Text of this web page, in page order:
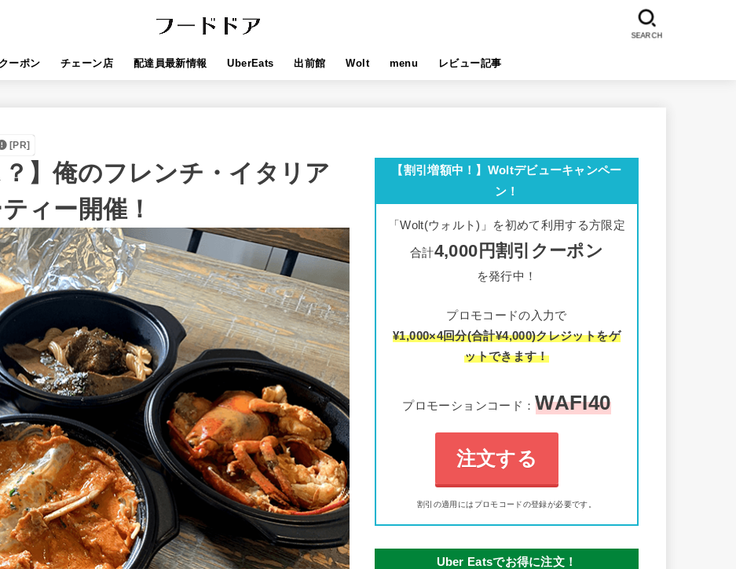
ーポン チェーン店 配達員最新情報 UberEats 出前館 Wolt menu レビュー記事
SEARCH
[PR]
？】俺のフレンチ・イタリア
ィー開催！
【割引増額中！】Woltデビューキャンペー
ン！
「Wolt(ウォルト)」を初めて利用する方限定
合計4,000円割引クーポン
を発行中！
プロモコードの入力で
¥1,000×4回分(合計¥4,000)クレジットをゲ
ットできます！
プロモーションコード： WAFI40
注文する
割引の適用にはプロモコードの登録が必要です。
Uber Eatsでお得に注文！